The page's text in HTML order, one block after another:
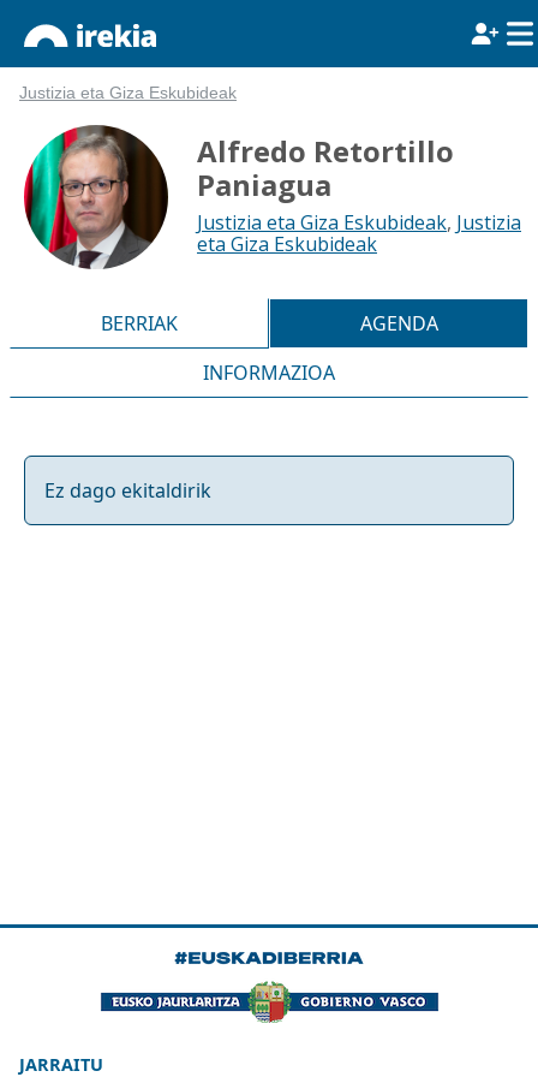
Justizia eta Giza Eskubideak
Alfredo Retortillo
Paniagua
Justizia eta Giza Eskubideak, Justizia
eta Giza Eskubideak
BERRIAK
AGENDA
INFORMAZIOA
Ez dago ekitaldirik
JARRAITU